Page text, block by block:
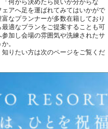
「何から決めたら良いか分からな
アへ足を運ばれてみてはいかがで
なプランナーが多数在籍しており
適なプランをご提案することも可
加し会場の雰囲気や洗練されたサ
。
りたい方は次のページをご覧くだ